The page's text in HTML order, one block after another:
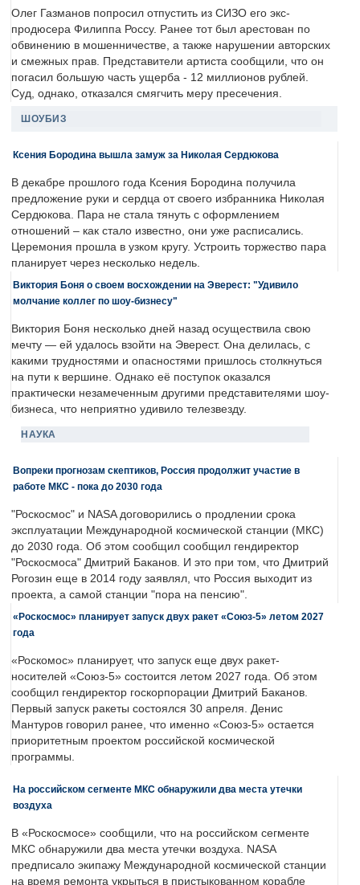
Олег Газманов попросил отпустить из СИЗО его экс-
продюсера Филиппа Россу. Ранее тот был арестован по
обвинению в мошенничестве, а также нарушении авторских
и смежных прав. Представители артиста сообщили, что он
погасил большую часть ущерба - 12 миллионов рублей.
Суд, однако, отказался смягчить меру пресечения.
ШОУБИЗ
Ксения Бородина вышла замуж за Николая Сердюкова
В декабре прошлого года Ксения Бородина получила
предложение руки и сердца от своего избранника Николая
Сердюкова. Пара не стала тянуть с оформлением
отношений – как стало известно, они уже расписались.
Церемония прошла в узком кругу. Устроить торжество пара
планирует через несколько недель.
Виктория Боня о своем восхождении на Эверест: "Удивило
молчание коллег по шоу-бизнесу"
Виктория Боня несколько дней назад осуществила свою
мечту — ей удалось взойти на Эверест. Она делилась, с
какими трудностями и опасностями пришлось столкнуться
на пути к вершине. Однако её поступок оказался
практически незамеченным другими представителями шоу-
бизнеса, что неприятно удивило телезвезду.
НАУКА
Вопреки прогнозам скептиков, Россия продолжит участие в
работе МКС - пока до 2030 года
"Роскосмос" и NASA договорились о продлении срока
эксплуатации Международной космической станции (МКС)
до 2030 года. Об этом сообщил сообщил гендиректор
"Роскосмоса" Дмитрий Баканов. И это при том, что Дмитрий
Рогозин еще в 2014 году заявлял, что Россия выходит из
проекта, а самой станции "пора на пенсию".
«Роскосмос» планирует запуск двух ракет «Союз-5» летом 2027
года
«Роскомос» планирует, что запуск еще двух ракет-
носителей «Союз-5» состоится летом 2027 года. Об этом
сообщил гендиректор госкорпорации Дмитрий Баканов.
Первый запуск ракеты состоялся 30 апреля. Денис
Мантуров говорил ранее, что именно «Союз-5» остается
приоритетным проектом российской космической
программы.
На российском сегменте МКС обнаружили два места утечки
воздуха
В «Роскосмосе» сообщили, что на российском сегменте
МКС обнаружили два места утечки воздуха. NASA
предписало экипажу Международной космической станции
на время ремонта укрыться в пристыкованном корабле